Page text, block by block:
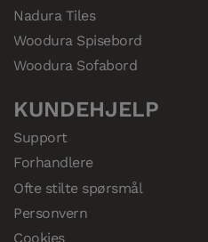
Nadura Tiles
Woodura Spisebord
Woodura Sofabord
KUNDEHJELP
Support
Forhandlere
Ofte stilte spørsmål
Personvern
Cookies